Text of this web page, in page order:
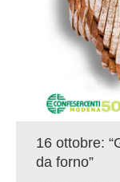
16 ottobre:
da forno”